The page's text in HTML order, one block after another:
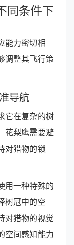
同条件下
能力密切相
调整其飞行策
导航
它在复杂的树
花梨鹰需要避
对猎物的锁
用一种特殊的
树冠中的空
对猎物的视觉
空间感知能力